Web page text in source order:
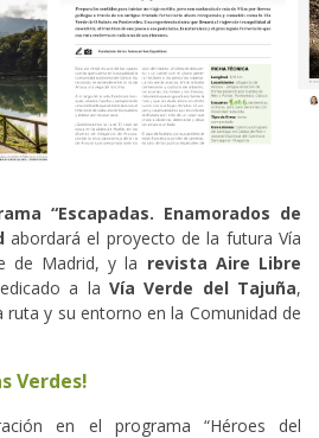
“Escapadas. Enamorados de
abordará el proyecto de la futura Vía
de Madrid, y la revista Aire Libre
a la Vía Verde del Tajuña,
ruta y su entorno en la Comunidad de
Verdes!
en el programa “Héroes del